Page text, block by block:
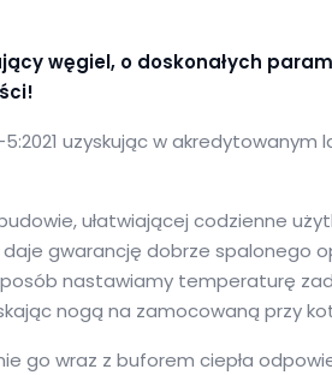
węgiel, o doskonałych
uzyskując w
ułatwiającej codzienne
gwarancję dobrze spalonego
nastawiamy temperaturę
nogą na zamocowaną przy
go wraz z buforem ciepła